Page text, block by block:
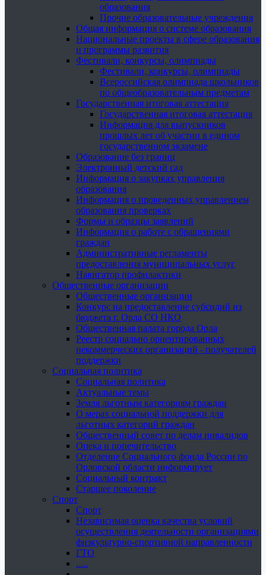
образования
Прочие образовательные учреждения
Общая информация о системе образования
Национальные проекты в сфере образования
и программы развития
Фестивали, конкурсы, олимпиады
Фестивали, конкурсы, олимпиады
Всероссийская олимпиада школьников
по общеобразовательным предметам
Государственная итоговая аттестация
Государственная итоговая аттестация
Информация для выпускников
прошлых лет об участии в едином
государственном экзамене
Образование без границ
Электронный детский сад
Информация о закупках управления
образования
Информация о проведенных управлением
образования проверках
Формы и образцы заявлений
Информация о работе с обращениями
граждан
Административные регламенты
предоставления муниципальных услуг
Навигатор профилактики
Общественные организации
Общественные организации
Конкурс на предоставление субсидий из
бюджета г. Орла СО НКО
Общественная палата города Орла
Реестр социально ориентированных
некоммерческих организаций - получателей
поддержки
Социальная политика
Социальная политика
Актуальные темы
Земля льготным категориям граждан
О мерах социальной поддержки для
льготных категорий граждан
Общественный совет по делам инвалидов
Опека и попечительство
Отделение Социального фонда России по
Орловской области информирует
Социальный контракт
Старшее поколение
Спорт
Спорт
Независимая оценка качества условий
осуществления деятельности организациями
физкультурно-спортивной направленности
ГТО
.....